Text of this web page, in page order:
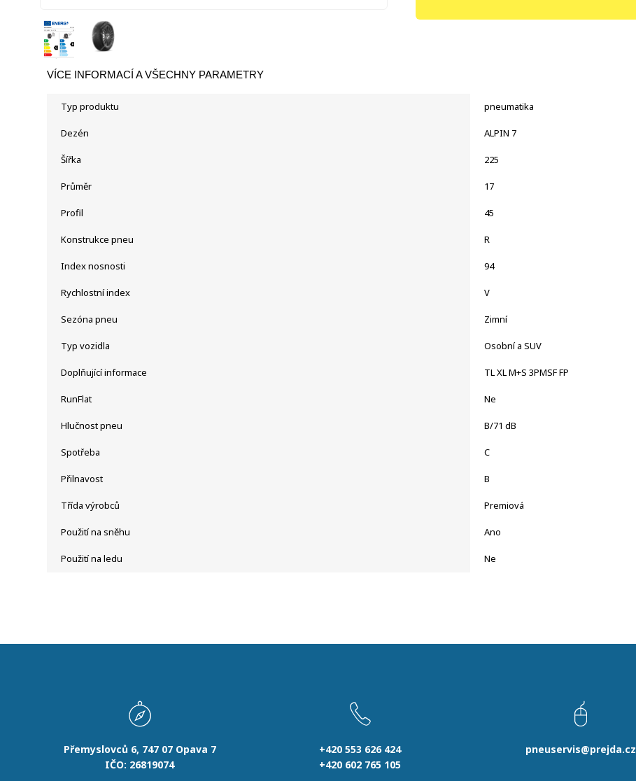
VÍCE INFORMACÍ A VŠECHNY PARAMETRY
Typ produktu pneumatika
Dezén ALPIN 7
Šířka 225
Průměr 17
Profil 45
Konstrukce pneu R
Index nosnosti 94
Rychlostní index V
Sezóna pneu Zimní
Typ vozidla Osobní a SUV
Doplňující informace TL XL M+S 3PMSF FP
RunFlat Ne
Hlučnost pneu B/71 dB
Spotřeba C
Přilnavost B
Třída výrobců Premiová
Použití na sněhu Ano
Použití na ledu Ne
Přemyslovců 6, 747 07 Opava 7
IČO: 26819074
+420 553 626 424
+420 602 765 105
pneuservis@prejda.cz